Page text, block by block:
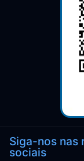
Siga-nos nas
sociais